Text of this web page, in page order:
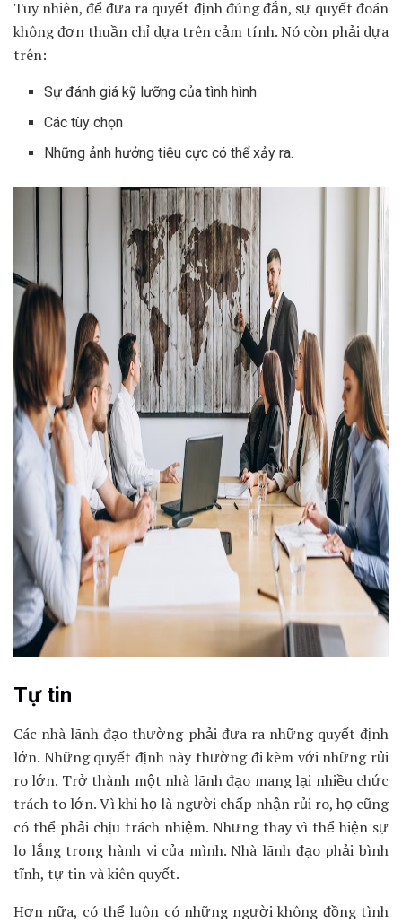
Tuy nhiên, để đưa ra quyết định đúng đắn, sự quyết đoán
không đơn thuần chỉ dựa trên cảm tính. Nó còn phải dựa
trên:
Sự đánh giá kỹ lưỡng của tình hình
Các tùy chọn
Những ảnh hưởng tiêu cực có thể xảy ra.
Tự tin
Các nhà lãnh đạo thường phải đưa ra những quyết định
lớn. Những quyết định này thường đi kèm với những rủi
ro lớn. Trở thành một nhà lãnh đạo mang lại nhiều chức
trách to lớn. Vì khi họ là người chấp nhận rủi ro, họ cũng
có thể phải chịu trách nhiệm. Nhưng thay vì thể hiện sự
lo lắng trong hành vi của mình. Nhà lãnh đạo phải bình
tĩnh, tự tin và kiên quyết.
Hơn nữa, có thể luôn có những người không đồng tình